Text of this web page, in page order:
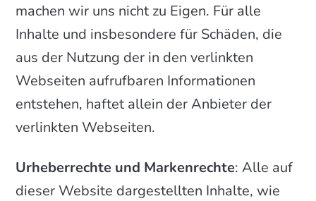
machen wir uns nicht zu Eigen. Für alle
Inhalte und insbesondere für Schäden, die
aus der Nutzung der in den verlinkten
Webseiten aufrufbaren Informationen
entstehen, haftet allein der Anbieter der
verlinkten Webseiten.
Urheberrechte und Markenrechte: Alle auf
dieser Website dargestellten Inhalte, wie